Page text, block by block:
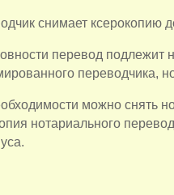
снимает ксерокопию
перевод подлежит
переводчика,
можно снять
нотариального